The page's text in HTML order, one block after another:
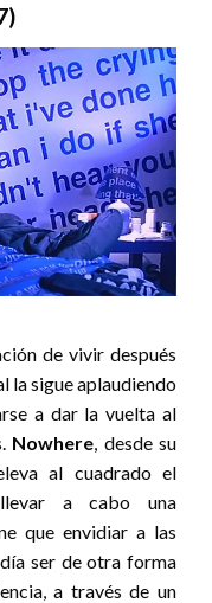
de vivir después
la sigue aplaudiendo
a dar la vuelta al
Nowhere, desde su
al cuadrado el
llevar a cabo una
que envidiar a las
ser de otra forma
a través de un